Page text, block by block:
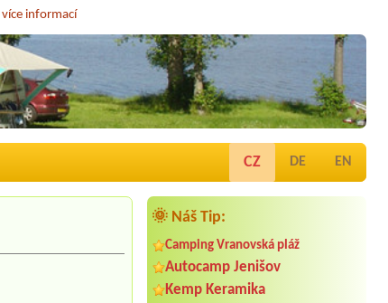
více informací
CZ DE EN
🌞 Náš Tip:
Camping Vranovská pláž
Autocamp Jenišov
Kemp Keramika